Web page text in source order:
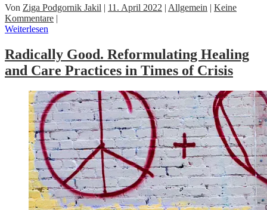
Von Ziga Podgornik Jakil | 11. April 2022 | Allgemein | Keine
Kommentare |
Weiterlesen
Radically Good. Reformulating Healing
and Care Practices in Times of Crisis